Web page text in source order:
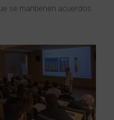
se mantienen acuerdos.